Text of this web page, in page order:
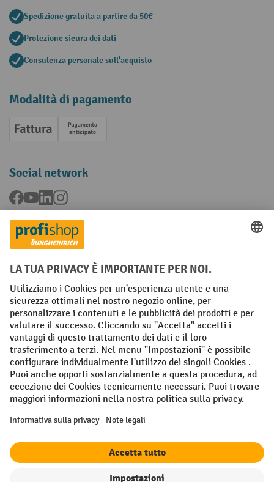
Spedizione gratuita a partire da 50€
Protezione sicura dei dati
Consulenza personale sull'acquisto
Modalità di pagamento
Fattura Pagamento anticipato
Social network
Facebook
YouTubeLinkedInInstagram
Condizioni Generali di Vendita
Dichiarazione di protezione dei dati Impronta
Impostazioni sulla privacy
All prices excl. VAT plusshipping costsand possible delivery charges,
if not stated otherwise.
¹ Lo sconto è valido fino a esaurimento scorte. Lo sconto non si applica
ai prezzi speciali. Non è possibile la combinazione con altri sconti o
buoni in percentuale. | ² Lo sconto viene concesso una sola volta al
per 10 giorni e può essere riscosso online a partire da un valore netto
categoria di prodotto ed è fino al 10%. Sono esclusi i transpallet
elettrici, i carrelli elevatori elettrici, i carrelli elevatori frontali